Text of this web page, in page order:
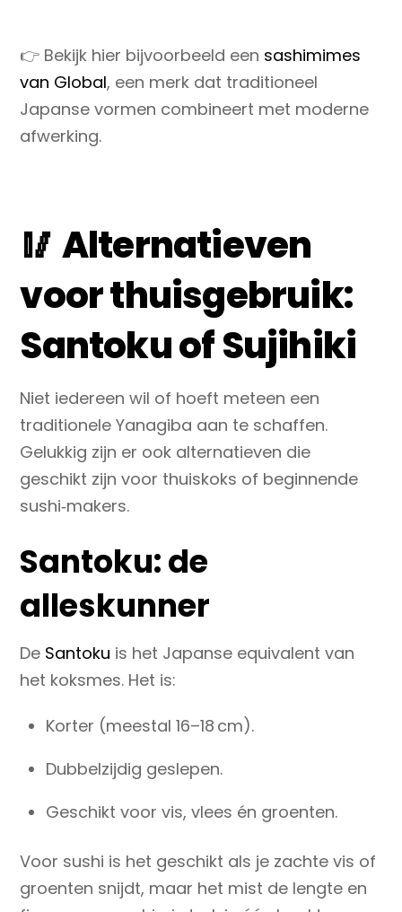
👉 Bekijk hier bijvoorbeeld een sashimimes
van Global, een merk dat traditioneel
Japanse vormen combineert met moderne
afwerking.
🥢 Alternatieven
voor thuisgebruik:
Santoku of Sujihiki
Niet iedereen wil of hoeft meteen een
traditionele Yanagiba aan te schaffen.
Gelukkig zijn er ook alternatieven die
geschikt zijn voor thuiskoks of beginnende
sushi‑makers.
Santoku: de
alleskunner
De Santoku is het Japanse equivalent van
het koksmes. Het is:
Korter (meestal 16–18 cm).
Dubbelzijdig geslepen.
Geschikt voorvis, vlees én groenten.
Voor sushi is het geschikt als je zachte vis of
groenten snijdt, maar het mist de lengte en